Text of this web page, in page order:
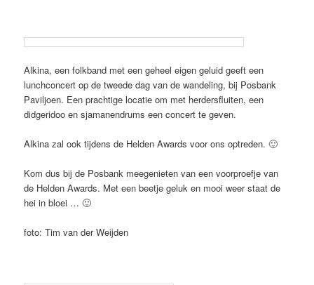
Alkina, een folkband met een geheel eigen geluid geeft een
lunchconcert op de tweede dag van de wandeling, bij Posbank
Paviljoen. Een prachtige locatie om met herdersfluiten, een
didgeridoo en sjamanendrums een concert te geven.
Alkina zal ook tijdens de Helden Awards voor ons optreden. 🙂
Kom dus bij de Posbank meegenieten van een voorproefje van
de Helden Awards. Met een beetje geluk en mooi weer staat de
hei in bloei … 🙂
foto: Tim van der Weijden